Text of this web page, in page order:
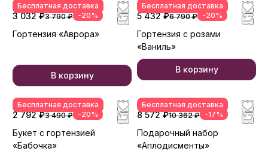
Бесплатная доставка
3 032 ₽3 790 ₽ -20%
Гортензия «Аврора»
В корзину
Бесплатная доставка
5 432 ₽6 790 ₽ -20%
Гортензия с розами
«Ваниль»
В корзину
Бесплатная доставка
2 792 ₽3 490 ₽ -20%
Букет с гортензией
«Бабочка»
Бесплатная доставка
8 572 ₽10 362 ₽ -17%
Подарочный набор
«Аплодисменты»